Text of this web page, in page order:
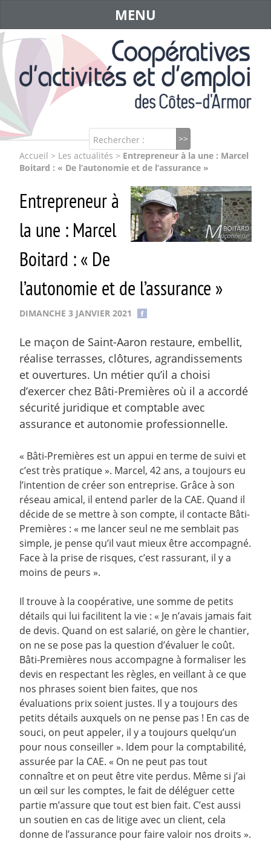
Rechercher :
MENU
Accueil > Les actualités > Entrepreneur à la une : Marcel
Boitard : « De l’autonomie et de l’assurance »
Entrepreneur à
la une : Marcel
Boitard : « De
l’autonomie et de l’assurance »
DIMANCHE 3 JANVIER 2021
Le maçon de Saint-Aaron restaure, embellit,
réalise terrasses, clôtures, agrandissements
et ouvertures. Un métier qu’il a choisi
d’exercer chez Bâti-Premières où il a accordé
sécurité juridique et comptable avec
assurance et autonomie professionnelle.
« Bâti-Premières est un appui en terme de suivi et
c’est très pratique ». Marcel, 42 ans, a toujours eu
l’intention de créer son entreprise. Grâce à son
réseau amical, il entend parler de la CAE. Quand il
décide de se mettre à son compte, il contacte Bâti-
Premières : « me lancer seul ne me semblait pas
simple, je pense qu’il vaut mieux être accompagné.
Face à la prise de risques, c’est rassurant, il y a
moins de peurs ».
Il trouve à la coopérative, une somme de petits
détails qui lui facilitent la vie : « Je n’avais jamais fait
de devis. Quand on est salarié, on gère le chantier,
on ne se pose pas la question d’évaluer le coût.
Bâti-Premières nous accompagne à formaliser les
devis en respectant les règles, en veillant à ce que
nos phrases soient bien faites, que nos
évaluations prix soient justes. Il y a toujours des
petits détails auxquels on ne pense pas ! En cas de
souci, on peut appeler, il y a toujours quelqu’un
pour nous conseiller ». Idem pour la comptabilité,
assurée par la CAE. « On ne peut pas tout
connaître et on peut être vite perdus. Même si j’ai
un œil sur les comptes, le fait de déléguer cette
partie m’assure que tout est bien fait. C’est aussi
un soutien en cas de litige avec un client, cela
donne de l’assurance pour faire valoir nos droits ».